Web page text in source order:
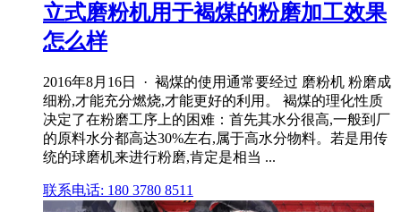
立式磨粉机用于褐煤的粉磨加工效果
怎么样
2016年8月16日 · 褐煤的使用通常要经过 磨粉机 粉磨成
细粉,才能充分燃烧,才能更好的利用。 褐煤的理化性质
决定了在粉磨工序上的困难：首先其水分很高,一般到厂
的原料水分都高达30%左右,属于高水分物料。若是用传
统的球磨机来进行粉磨,肯定是相当 ...
联系电话: 180 3780 8511